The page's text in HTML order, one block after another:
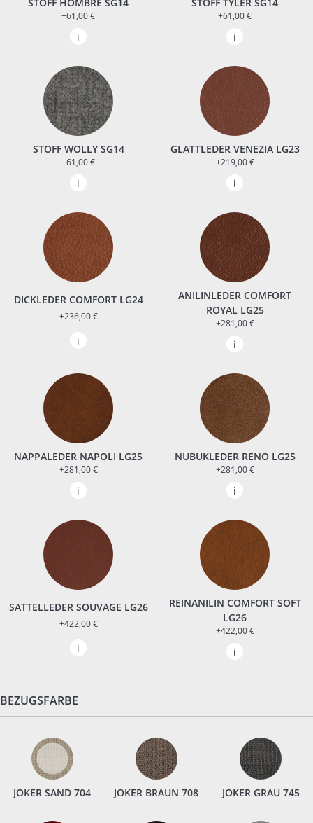
STOFF HOMBRE SG14
+61,00 €
STOFF TYLER SG14
+61,00 €
STOFF WOLLY SG14
+61,00 €
GLATTLEDER VENEZIA LG23
+219,00 €
DICKLEDER COMFORT LG24
+236,00 €
ANILINLEDER COMFORT
ROYAL LG25
+281,00 €
NAPPALEDER NAPOLI LG25
+281,00 €
NUBUKLEDER RENO LG25
+281,00 €
SATTELLEDER SOUVAGE LG26
+422,00 €
REINANILIN COMFORT SOFT
LG26
+422,00 €
BEZUGSFARBE
JOKER SAND 704 JOKER BRAUN 708 JOKER GRAU 745